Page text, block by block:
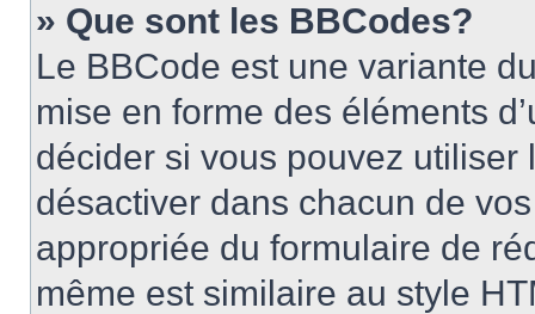
» Que sont les BBCodes?
Le BBCode est une variante
mise en forme des éléments
décider si vous pouvez
désactiver dans chacun de
appropriée du formulaire de
même est similaire au style